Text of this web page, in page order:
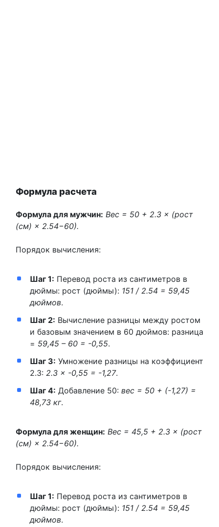
Формула расчета
Формула для мужчин: Вес = 50 + 2.3 × (рост
(см) × 2.54−60).
Порядок вычисления:
Шаг 1: Перевод роста из сантиметров в
дюймы: рост (дюймы): 151 / 2.54 = 59,45
дюймов.
Шаг 2: Вычисление разницы между ростом
и базовым значением в 60 дюймов: разница
= 59,45 – 60 = -0,55.
Шаг 3: Умножение разницы на коэффициент
2.3: 2.3 × -0,55 = -1,27.
Шаг 4: Добавление 50: вес = 50 + (-1,27) =
48,73 кг.
Формула для женщин: Вес = 45,5 + 2.3 × (рост
(см) × 2.54−60).
Порядок вычисления:
Шаг 1: Перевод роста из сантиметров в
дюймы: рост (дюймы): 151 / 2.54 = 59,45
дюймов.